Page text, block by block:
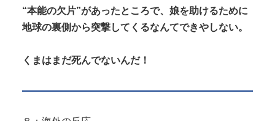
“本能の欠片”があったところで、娘を助けるために
地球の裏側から突撃してくるなんてできやしない。
くまはまだ死んでないんだ！